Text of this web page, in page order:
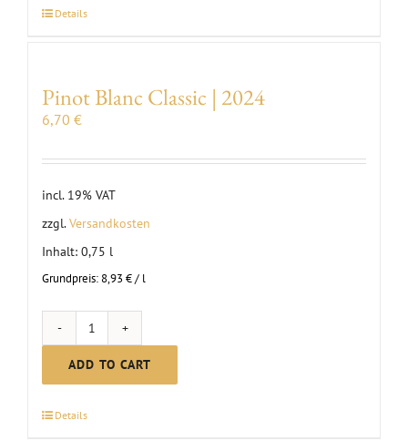
2024
Details
Pinot Blanc Classic | 2024
6,70 €
incl. 19% VAT
zzgl.Versandkosten
Inhalt: 0,75 l
Grundpreis: 8,93 €/ l
Pinot
Blanc
Classic
ADD TO CART
Details